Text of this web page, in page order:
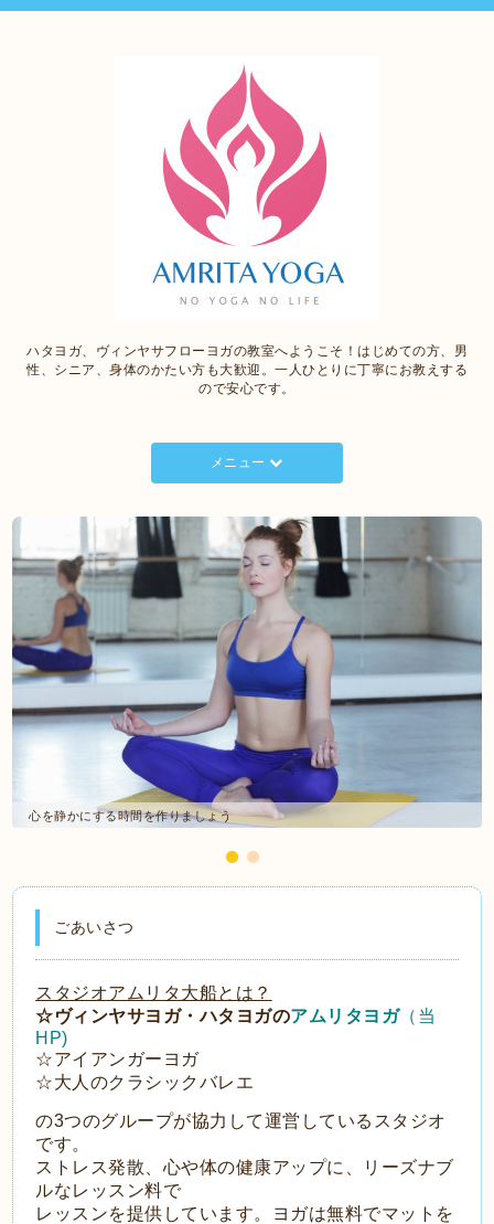
ハタヨガ、ヴィンヤサフローヨガの教室へようこそ！はじめての方、男
性、シニア、身体のかたい方も大歓迎。一人ひとりに丁寧にお教えする
ので安心です。
メニュー
自分を優しくケアしましょう
ごあいさつ
スタジオアムリタ大船とは？
☆ヴィンヤサヨガ・ハタヨガのアムリタヨガ（当
HP)
☆アイアンガーヨガ
☆大人のクラシックバレエ
の3つのグループが協力して運営しているスタジオ
です。
ストレス発散、心や体の健康アップに、リーズナブ
ルなレッスン料で
レッスンを提供しています。ヨガは無料でマットを